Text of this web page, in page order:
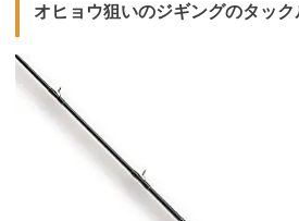
オヒョウ狙いのジギングのタッ